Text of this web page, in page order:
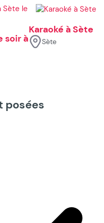
soir à
Karaoké à Sète
Sète
posées